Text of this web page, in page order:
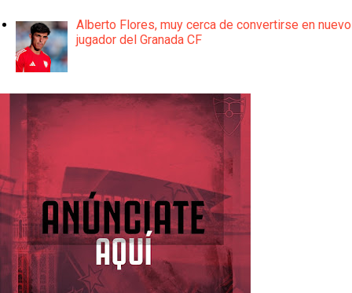
Alberto Flores, muy cerca de convertirse en nuevo
jugador del Granada CF